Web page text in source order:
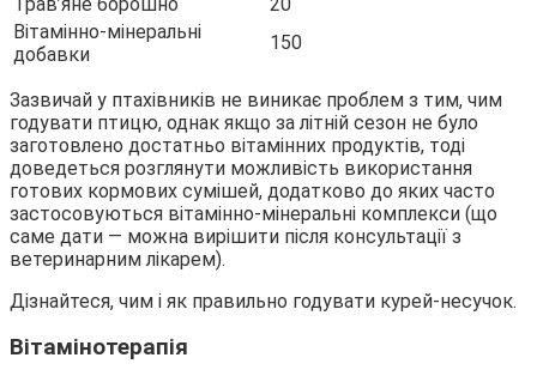
Вітамінно-мінеральні
добавки
150
Зазвичай у птахівників не виникає проблем з тим, чим
годувати птицю, однак якщо за літній сезон не було
заготовлено достатньо вітамінних продуктів, тоді
доведеться розглянути можливість використання
готових кормових сумішей, додатково до яких часто
застосовуються вітамінно-мінеральні комплекси (що
саме дати — можна вирішити після консультації з
ветеринарним лікарем).
Дізнайтеся, чим і як правильно годувати курей-несучок.
Вітамінотерапія